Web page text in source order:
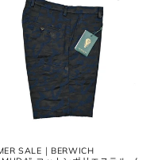
SALE｜BERWICH
までの長さ。
点から、5cm裾
置の端と端を結
だ長さ。